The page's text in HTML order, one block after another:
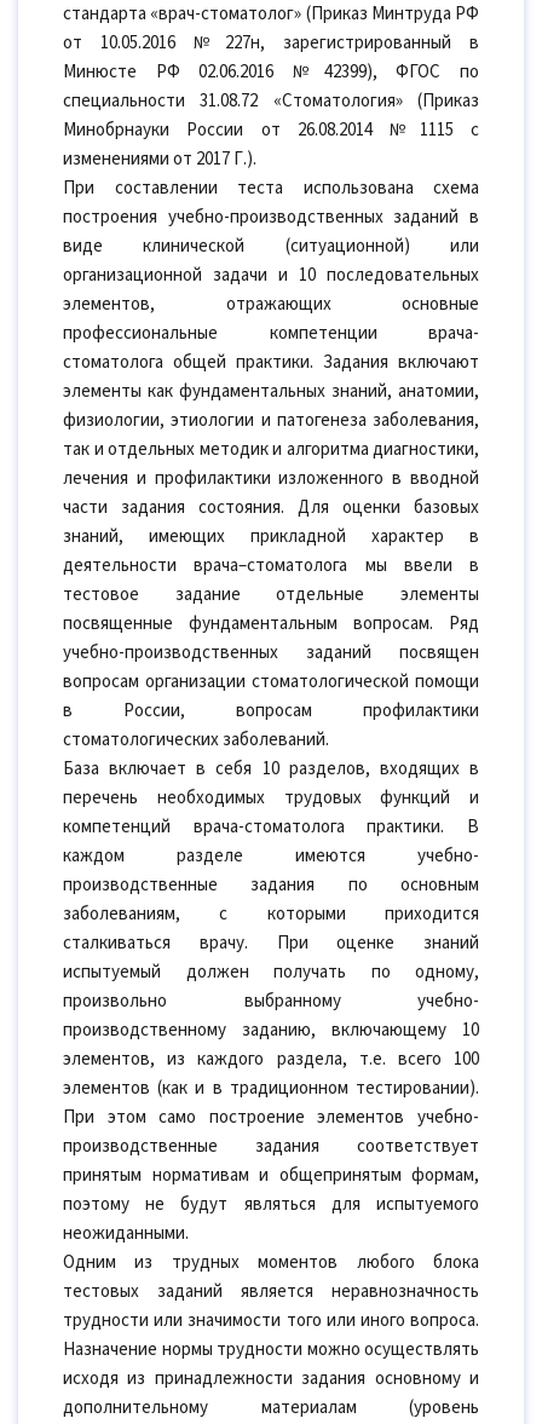
стандарта «врач-стоматолог» (Приказ Минтруда РФ
от 10.05.2016 №227н, зарегистрированный в
Минюсте РФ 02.06.2016 №42399), ФГОС по
специальности 31.08.72 «Стоматология» (Приказ
Минобрнауки России от 26.08.2014 №1115 с
изменениями от 2017 Г.).
При составлении теста использована схема
построения учебно-производственных заданий в
виде клинической (ситуационной) или
организационной задачи и 10 последовательных
элементов, отражающих основные
профессиональные компетенции врача-
стоматолога общей практики. Задания включают
элементы как фундаментальных знаний, анатомии,
физиологии, этиологии и патогенеза заболевания,
так и отдельных методик и алгоритма диагностики,
лечения и профилактики изложенного в вводной
части задания состояния. Для оценки базовых
знаний, имеющих прикладной характер в
деятельности врача–стоматолога мы ввели в
тестовое задание отдельные элементы
посвященные фундаментальным вопросам. Ряд
учебно-производственных заданий посвящен
вопросам организации стоматологической помощи
в России, вопросам профилактики
стоматологических заболеваний.
База включает в себя 10 разделов, входящих в
перечень необходимых трудовых функций и
компетенций врача-стоматолога практики. В
каждом разделе имеются учебно-
производственные задания по основным
заболеваниям, с которыми приходится
сталкиваться врачу. При оценке знаний
испытуемый должен получать по одному,
произвольно выбранному учебно-
производственному заданию, включающему 10
элементов, из каждого раздела, т.е. всего 100
элементов (как и в традиционном тестировании).
При этом само построение элементов учебно-
производственные задания соответствует
принятым нормативам и общепринятым формам,
поэтому не будут являться для испытуемого
неожиданными.
Одним из трудных моментов любого блока
тестовых заданий является неравнозначность
трудности или значимости того или иного вопроса.
Назначение нормы трудности можно осуществлять
исходя из принадлежности задания основному и
дополнительному материалам (уровень